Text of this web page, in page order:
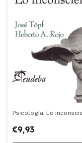
Psicología. Lo
€9,93